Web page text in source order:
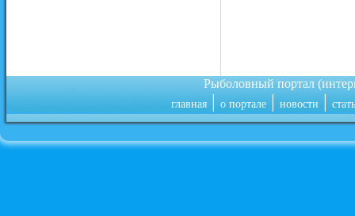
Рыболовный портал
главная|о портале|новости|